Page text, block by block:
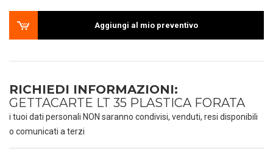
Aggiungi al mio preventivo
RICHIEDI INFORMAZIONI:
GETTACARTE LT 35 PLASTICA FORATA
i tuoi dati personali NON saranno condivisi, venduti, resi disponibili
o comunicati a terzi